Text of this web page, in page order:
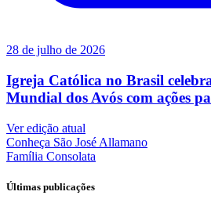
28 de julho de 2026
Igreja Católica no Brasil
Mundial dos Avós com ações
Ver edição atual
Conheça São José Allamano
Família Consolata
Últimas publicações